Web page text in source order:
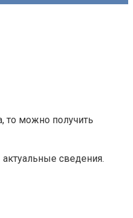
то можно получить
сведения.